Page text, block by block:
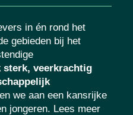
in én rond het
gebieden bij het
sterk, veerkrachtig
we aan een kansrijke
jongeren. Lees meer